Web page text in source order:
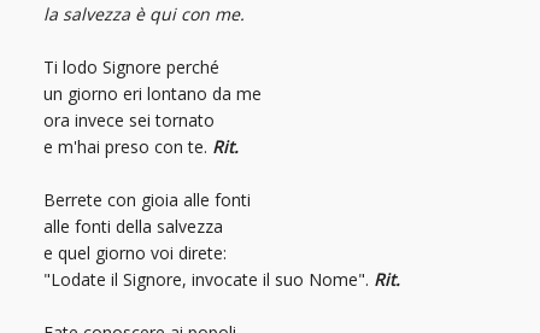
la salvezza è qui con me.
Ti lodo Signore perché
un giorno eri lontano da me
ora invece sei tornato
e m'hai preso con te. Rit.
Berrete con gioia alle fonti
alle fonti della salvezza
e quel giorno voi direte:
"Lodate il Signore, invocate il suo Nome". Rit.